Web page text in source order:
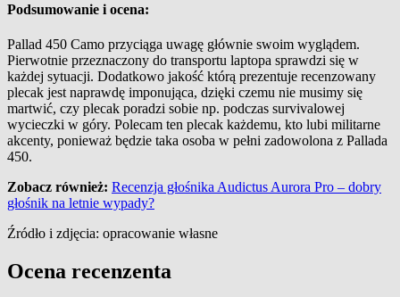
Podsumowanie i ocena:
Pallad 450 Camo przyciąga uwagę głównie swoim wyglądem.
Pierwotnie przeznaczony do transportu laptopa sprawdzi się w
każdej sytuacji. Dodatkowo jakość którą prezentuje recenzowany
plecak jest naprawdę imponująca, dzięki czemu nie musimy się
martwić, czy plecak poradzi sobie np. podczas survivalowej
wycieczki w góry. Polecam ten plecak każdemu, kto lubi militarne
akcenty, ponieważ będzie taka osoba w pełni zadowolona z Pallada
450.
Zobacz również: Recenzja głośnika Audictus Aurora Pro – dobry
głośnik na letnie wypady?
Źródło i zdjęcia: opracowanie własne
Ocena recenzenta